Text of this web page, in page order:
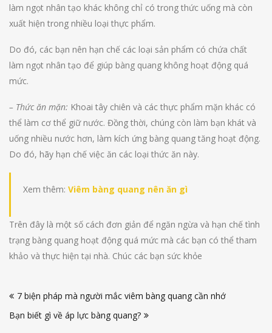
làm ngọt nhân tạo khác không chỉ có trong thức uống mà còn
xuất hiện trong nhiều loại thực phẩm.
Do đó, các bạn nên hạn chế các loại sản phẩm có chứa chất
làm ngọt nhân tạo để giúp bàng quang không hoạt động quá
mức.
– Thức ăn mặn: Khoai tây chiên và các thực phẩm mặn khác có
thể làm cơ thể giữ nước. Đồng thời, chúng còn làm bạn khát và
uống nhiều nước hơn, làm kích ứng bàng quang tăng hoạt động.
Do đó, hãy hạn chế việc ăn các loại thức ăn này.
Xem thêm: Viêm bàng quang nên ăn gì
Trên đây là một số cách đơn giản để ngăn ngừa và hạn chế tình
trạng bàng quang hoạt động quá mức mà các bạn có thể tham
khảo và thực hiện tại nhà. Chúc các bạn sức khỏe
hướng
bài
7 biện pháp mà người mắc viêm bàng quang cần nhớ
Bạn biết gì về áp lực bàng quang?